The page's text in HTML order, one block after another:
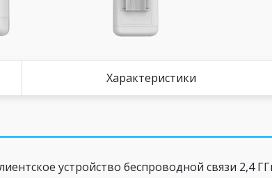
Характеристики
устройство беспроводной связи 2,4